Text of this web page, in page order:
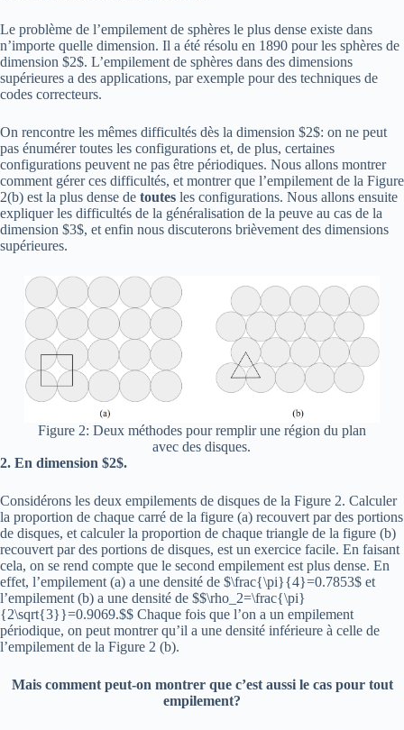
Le problème de l’empilement de sphères le plus dense existe dans
n’importe quelle dimension. Il a été résolu en 1890 pour les sphères de
dimension $2$. L’empilement de sphères dans des dimensions
supérieures a des applications, par exemple pour des techniques de
codes correcteurs.
On rencontre les mêmes difficultés dès la dimension $2$: on ne peut
pas énumérer toutes les configurations et, de plus, certaines
configurations peuvent ne pas être périodiques. Nous allons montrer
comment gérer ces difficultés, et montrer que l’empilement de la Figure
2(b) est la plus dense de toutes les configurations. Nous allons ensuite
expliquer les difficultés de la généralisation de la peuve au cas de la
dimension $3$, et enfin nous discuterons brièvement des dimensions
supérieures.
Figure 2: Deux méthodes pour remplir une région du plan
avec des disques.
2. En dimension $2$.
Considérons les deux empilements de disques de la Figure 2. Calculer
la proportion de chaque carré de la figure (a) recouvert par des portions
de disques, et calculer la proportion de chaque triangle de la figure (b)
recouvert par des portions de disques, est un exercice facile. En faisant
cela, on se rend compte que le second empilement est plus dense. En
effet, l’empilement (a) a une densité de $\frac{\pi}{4}=0.7853$ et
l’empilement (b) a une densité de $$\rho_2=\frac{\pi}
{2\sqrt{3}}=0.9069.$$ Chaque fois que l’on a un empilement
périodique, on peut montrer qu’il a une densité inférieure à celle de
l’empilement de la Figure 2 (b).
Mais comment peut-on montrer que c’est aussi le cas pour tout
empilement?